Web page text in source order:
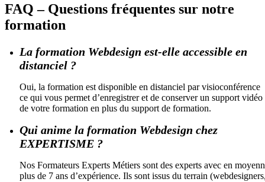
FAQ – Questions fréquentes sur notre
formation
La formation Webdesign est-elle accessible en
distanciel ?
Oui, la formation est disponible en distanciel par visioconférence
ce qui vous permet d’enregistrer et de conserver un support vidéo
de votre formation en plus du support de formation.
Qui anime la formation Webdesign chez
EXPERTISME ?
Nos Formateurs Experts Métiers sont des experts avec en
plus de 7 ans d’expérience. Ils sont issus du terrain